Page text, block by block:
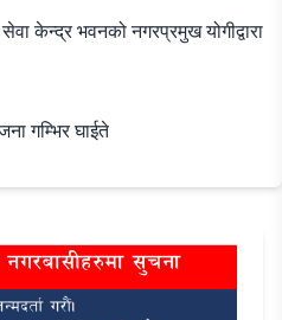
केन्द्र भवनको नगरप्रमुख योगीद्वारा
गम्भिर घाईते